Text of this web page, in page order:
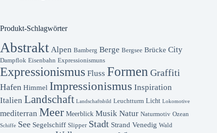
Produkt-Schlagwörter
Abstrakt Alpen Bamberg Berge Bergsee Brücke City
Dampflok Eisenbahn Expressionismuns
Expressionismus Fluss Formen Graffiti
Hafen Himmel Impressionismus Inspiration
Italien Landschaft Landschaftsbild Leuchtturm Licht Lokomotive
mediterran Meer Meerblick Musik Natur Naturmotiv Ozean
Schiffe See Segelschiff Slipper Stadt Strand Venedig Wald